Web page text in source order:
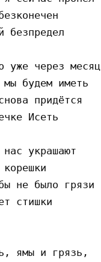
безпредел
уже через месяц
мы будем иметь
придётся
Исеть
украшают
не было грязи
стишки
ямы и грязь,